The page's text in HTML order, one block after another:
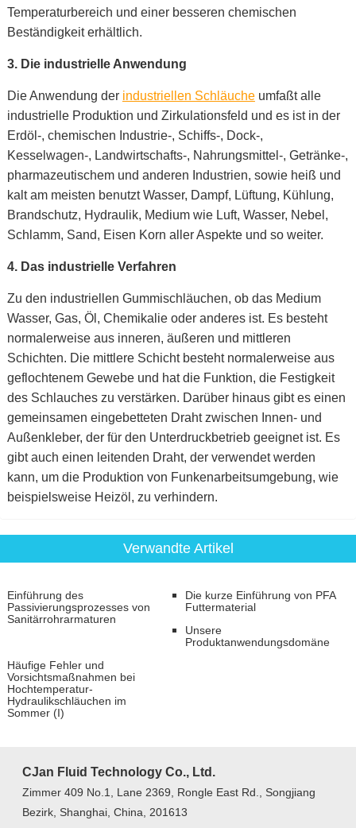
Temperaturbereich und einer besseren chemischen
Beständigkeit erhältlich.
3. Die industrielle Anwendung
Die Anwendung der industriellen Schläucheumfaßt alle
industrielle Produktion und Zirkulationsfeld und es ist in der
Erdöl-, chemischen Industrie-, Schiffs-, Dock-,
Kesselwagen-, Landwirtschafts-, Nahrungsmittel-, Getränke-,
pharmazeutischem und anderen Industrien, sowie heiß und
kalt am meisten benutzt Wasser, Dampf, Lüftung, Kühlung,
Brandschutz, Hydraulik, Medium wie Luft, Wasser, Nebel,
Schlamm, Sand, Eisen Korn aller Aspekte und so weiter.
4. Das industrielle Verfahren
Zu den industriellen Gummischläuchen, ob das Medium
Wasser, Gas, Öl, Chemikalie oder anderes ist. Es besteht
normalerweise aus inneren, äußeren und mittleren
Schichten. Die mittlere Schicht besteht normalerweise aus
geflochtenem Gewebe und hat die Funktion, die Festigkeit
des Schlauches zu verstärken. Darüber hinaus gibt es einen
gemeinsamen eingebetteten Draht zwischen Innen- und
Außenkleber, der für den Unterdruckbetrieb geeignet ist. Es
gibt auch einen leitenden Draht, der verwendet werden
kann, um die Produktion von Funkenarbeitsumgebung, wie
beispielsweise Heizöl, zu verhindern.
Verwandte Artikel
Einführung des
Passivierungsprozesses von
Sanitärrohrarmaturen
Die kurze Einführung von PFA
Futtermaterial
Unsere
Produktanwendungsdomäne
Häufige Fehler und
Vorsichtsmaßnahmen bei
Hochtemperatur-
Hydraulikschläuchen im
Sommer (I)
CJan Fluid Technology Co., Ltd.
Zimmer 409 No.1, Lane 2369, Rongle East Rd., Songjiang
Bezirk, Shanghai, China, 201613